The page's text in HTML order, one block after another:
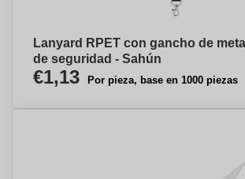
Lanyard RPET con gancho de
de seguridad - Sahún
€1,13 Por pieza, base en 1000 piezas